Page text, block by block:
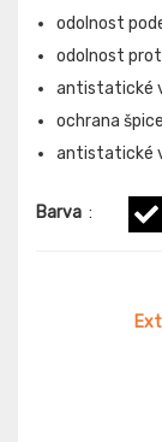
odolnost
odolnost
antistatické
ochrana
antistatické
Barva :